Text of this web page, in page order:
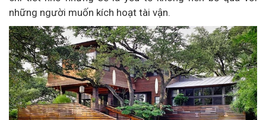
những người muốn kích hoạt tài vận.